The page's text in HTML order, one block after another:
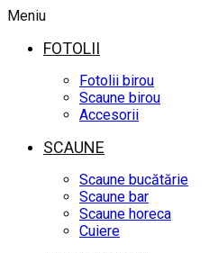
Meniu
FOTOLII
Fotolii birou
Scaune birou
Accesorii
SCAUNE
Scaune bucătărie
Scaune bar
Scaune horeca
Cuiere